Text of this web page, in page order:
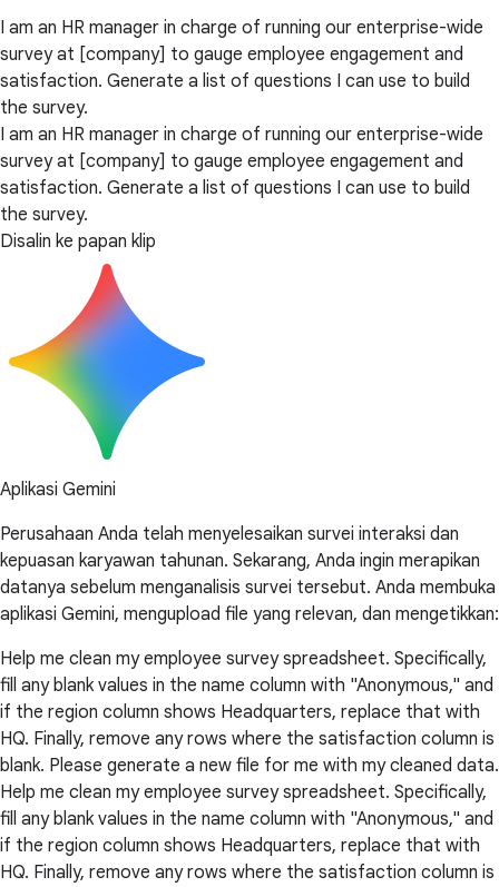
I am an HR manager in charge of running our enterprise-wide
survey at [company] to gauge employee engagement and
satisfaction. Generate a list of questions I can use to build
the survey.
I am an HR manager in charge of running our enterprise-wide
survey at [company] to gauge employee engagement and
satisfaction. Generate a list of questions I can use to build
the survey.
Disalin ke papan klip
Aplikasi Gemini
Perusahaan Anda telah menyelesaikan survei interaksi dan
kepuasan karyawan tahunan. Sekarang, Anda ingin merapikan
datanya sebelum menganalisis survei tersebut. Anda membuka
aplikasi Gemini, mengupload file yang relevan, dan mengetikkan:
Help me clean my employee survey spreadsheet. Specifically,
fill any blank values in the name column with "Anonymous," and
if the region column shows Headquarters, replace that with
HQ. Finally, remove any rows where the satisfaction column is
blank. Please generate a new file for me with my cleaned data.
Help me clean my employee survey spreadsheet. Specifically,
fill any blank values in the name column with "Anonymous," and
if the region column shows Headquarters, replace that with
HQ. Finally, remove any rows where the satisfaction column is